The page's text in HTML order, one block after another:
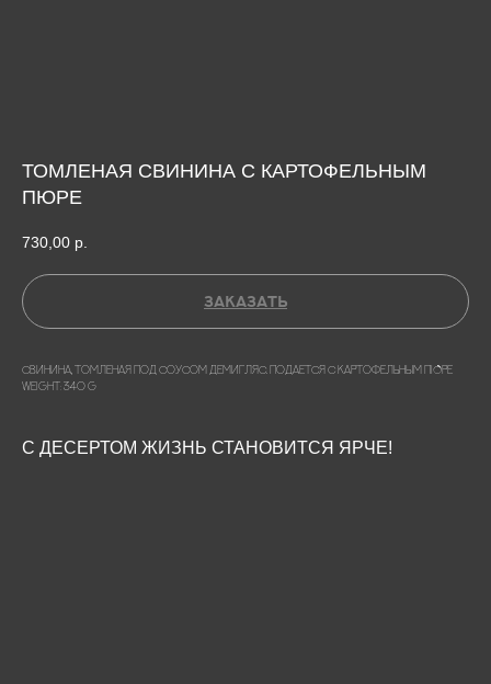
ТОМЛЕНАЯ СВИНИНА С КАРТОФЕЛЬНЫМ
ПЮРЕ
730,00 р.
ЗАКАЗАТЬ
СВИНИНА, ТОМЛЕНАЯ ПОД СОУСОМ ДЕМИГЛЯС. ПОДАЕТСЯ С КАРТОФЕЛЬНЫМ ПЮРЕ
Weight: 340 g
С ДЕСЕРТОМ ЖИЗНЬ СТАНОВИТСЯ ЯРЧЕ!